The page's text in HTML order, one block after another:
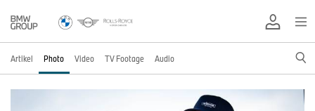
Artikel Photo Video TV Footage Audio